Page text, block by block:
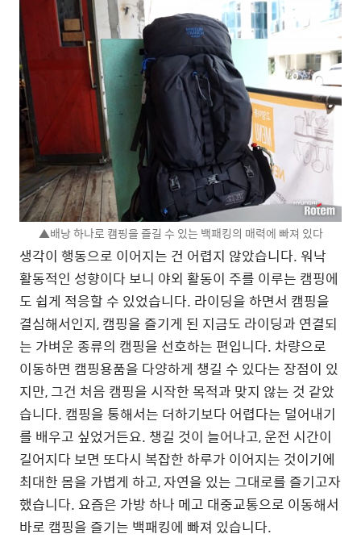
▲배낭 하나로 캠핑을 즐길 수 있는 백패킹의 매력에 빠져 있다
생각이 행동으로 이어지는 건 어렵지 않았습니다. 워낙
활동적인 성향이다 보니 야외 활동이 주를 이루는 캠핑에
도 쉽게 적응할 수 있었습니다. 라이딩을 하면서 캠핑을
결심해서인지, 캠핑을 즐기게 된 지금도 라이딩과 연결되
는 가벼운 종류의 캠핑을 선호하는 편입니다. 차량으로
이동하면 캠핑용품을 다양하게 챙길 수 있다는 장점이 있
지만, 그건 처음 캠핑을 시작한 목적과 맞지 않는 것 같았
습니다. 캠핑을 통해서는 더하기보다 어렵다는 덜어내기
를 배우고 싶었거든요. 챙길 것이 늘어나고, 운전 시간이
길어지다 보면 또다시 복잡한 하루가 이어지는 것이기에
최대한 몸을 가볍게 하고, 자연을 있는 그대로를 즐기고자
했습니다. 요즘은 가방 하나 메고 대중교통으로 이동해서
바로 캠핑을 즐기는 백패킹에 빠져 있습니다.